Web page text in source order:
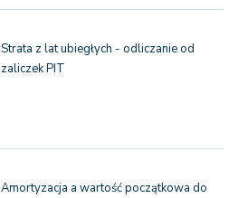
Strata z lat ubiegłych - odliczanie od
zaliczek PIT
Amortyzacja a wartość początkowa do